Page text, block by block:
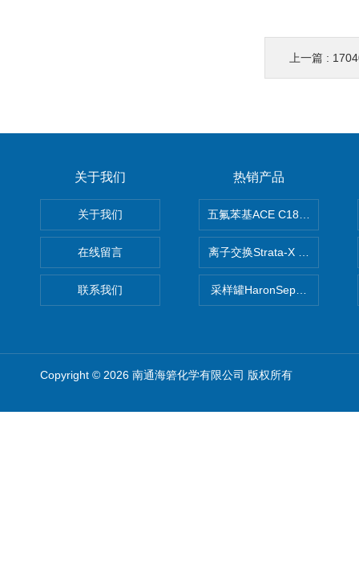
上一篇 :
关于我们
关于我们
在线留言
联系我们
热销产品
五氟苯基ACE C18-PFP色谱柱
离子交换Strata-X SPE聚合物
采样罐HaronSep国产苏玛罐
Copyright © 2026 南通海箬化学有限公司 版权所有